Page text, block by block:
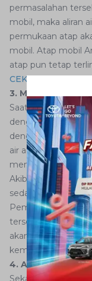
permasalahan
mobil, maka aliran
permukaan atap
mobil. Atap mobil
atap pun tetap
CEK PENAWARAN
3. Mencegah
Saat musim hujan
dengan air.
dengan air. Salah
air adalah kabin. Air
membuat kadar
Akibatnya, kabin
sedap.
Pemasangan
tersebut. Dengan
akan langsung
kemudian
4. Aksesoris